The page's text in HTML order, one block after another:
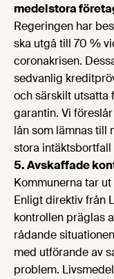
medelstora
Regeringen har
ska utgå till 70 %
coronakrisen.
sedvanlig
och särskilt utsatta
garantin. Vi
lån som lämnas till
stora intäktsbortfall
5. Avskaffade
Kommunerna tar
Enligt direktiv från
kontrollen präglas
rådande
med utförande av
problem.